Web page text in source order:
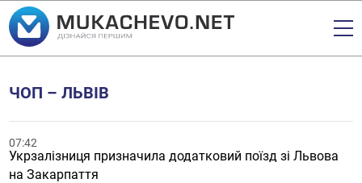
ЧОП – ЛЬВІВ
07:42
Укрзалізниця призначила додатковий поїзд зі Львова
на Закарпаття